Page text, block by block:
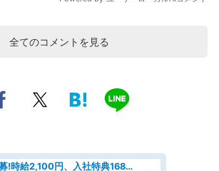
全てのコメントを見る
経験者急募!時給2,100円、入社特典168万円の自動車製造業務/トヨタ自動車/tutumi